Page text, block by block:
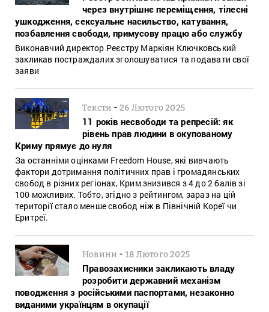
через внутрішнє переміщення, тілесні
ушкодження, сексуальне насильство, катування,
позбавлення свободи, примусову працю або службу
Виконавчий директор Реєстру Маркіян Ключковський
закликав постраждалих зголошуватися та подавати свої
заяви
Тексти -26 Лютого 2025
11 років несвободи та репресій: як
рівень прав людини в окупованому
Криму прямує до нуля
За останніми оцінками Freedom House, які вивчають
фактори дотримання політичних прав і громадянських
свобод в різних регіонах, Крим знизився з 4 до 2 балів зі
100 можливих. Тобто, згідно з рейтингом, зараз на цій
території стало менше свобод ніж в Північній Кореї чи
Еритреї.
Новини -18 Лютого 2025
Правозахисники закликають владу
розробити державний механізм
поводження з російськими паспортами, незаконно
виданими українцям в окупації